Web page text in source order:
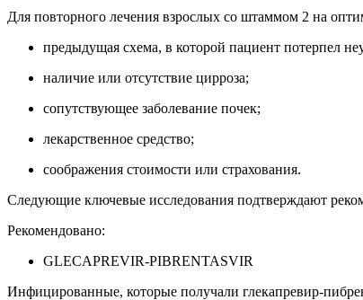
Для повторного лечения взрослых со штаммом 2 на
предыдущая схема, в которой пациент потерпел
наличие или отсутствие цирроза;
сопутствующее заболевание почек;
лекарственное средство;
соображения стоимости или страхования.
Следующие ключевые исследования подтверждают
Рекомендовано:
GLECAPREVIR-PIBRENTASVIR
Инфицированные, которые получали глекапревир-